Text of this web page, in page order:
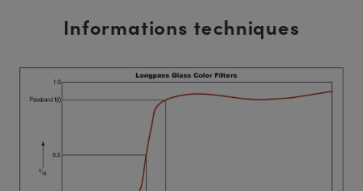
Informations techniques